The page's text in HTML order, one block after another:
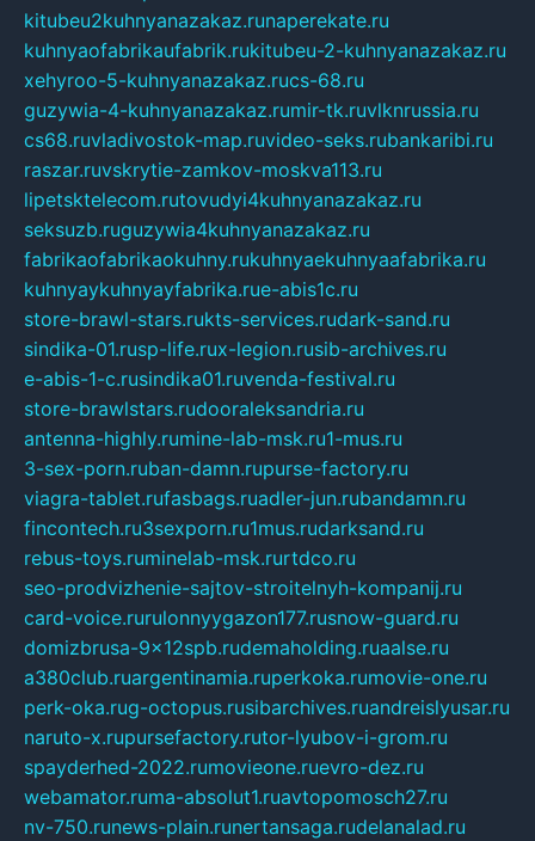
kitubeu2kuhnyanazakaz.runaperekate.ru
kuhnyaofabrikaufabrik.rukitubeu-2-kuhnyanazakaz.ru
xehyroo-5-kuhnyanazakaz.rucs-68.ru
guzywia-4-kuhnyanazakaz.rumir-tk.ruvlknrussia.ru
cs68.ruvladivostok-map.ruvideo-seks.rubankaribi.ru
raszar.ruvskrytie-zamkov-moskva113.ru
lipetsktelecom.rutovudyi4kuhnyanazakaz.ru
seksuzb.ruguzywia4kuhnyanazakaz.ru
fabrikaofabrikaokuhny.rukuhnyaekuhnyaafabrika.ru
kuhnyaykuhnyayfabrika.rue-abis1c.ru
store-brawl-stars.rukts-services.rudark-sand.ru
sindika-01.rusp-life.rux-legion.rusib-archives.ru
e-abis-1-c.rusindika01.ruvenda-festival.ru
store-brawlstars.rudooraleksandria.ru
antenna-highly.rumine-lab-msk.ru1-mus.ru
3-sex-porn.ruban-damn.rupurse-factory.ru
viagra-tablet.rufasbags.ruadler-jun.rubandamn.ru
fincontech.ru3sexporn.ru1mus.rudarksand.ru
rebus-toys.ruminelab-msk.rurtdco.ru
seo-prodvizhenie-sajtov-stroitelnyh-kompanij.ru
card-voice.rurulonnyygazon177.rusnow-guard.ru
domizbrusa-9x12spb.rudemaholding.ruaalse.ru
a380club.ruargentinamia.ruperkoka.rumovie-one.ru
perk-oka.rug-octopus.rusibarchives.ruandreislyusar.ru
naruto-x.rupursefactory.rutor-lyubov-i-grom.ru
spayderhed-2022.rumovieone.ruevro-dez.ru
webamator.ruma-absolut1.ruavtopomosch27.ru
nv-750.runews-plain.runertansaga.rudelanalad.ru